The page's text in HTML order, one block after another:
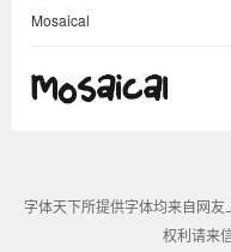
Mosaical
字体天下所提供字体均来自网
权利请来